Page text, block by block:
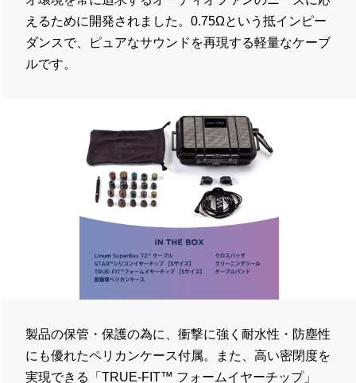
えるために開発されました。0.75Ωという抵インピー
ダンスで、ピュアなサウンドを再現する軽量なケーブ
ルです。
製品の保管・保護の為に、衝撃に強く耐水性・防塵性
にも優れたペリカンケース付属。また、高い密閉度を
実現できる「TRUE-FIT™ フォームイヤーチップ」